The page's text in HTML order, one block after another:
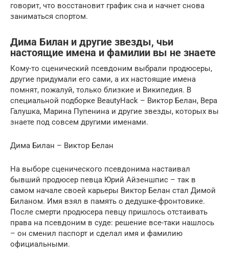
говорит, что восстановит график сна и начнет снова
заниматься спортом.
Дима Билан и другие звезды, чьи
настоящие имена и фамилии вы не знаете
Кому-то сценический псевдоним выбрали продюсеры,
другие придумали его сами, а их настоящие имена
помнят, пожалуй, только близкие и Википедия. В
специальной подборке BeautyHack – Виктор Белан, Вера
Галушка, Марина Пупенина и другие звезды, которых вы
знаете под совсем другими именами.
Дима Билан – Виктор Белан
На выборе сценического псевдонима настаивал
бывший продюсер певца Юрий Айзеншпис – так в
самом начале своей карьеры Виктор Белан стал Димой
Биланом. Имя взял в память о дедушке-фронтовике.
После смерти продюсера певцу пришлось отстаивать
права на псевдоним в суде: решение все-таки нашлось
– он сменил паспорт и сделал имя и фамилию
официальными.